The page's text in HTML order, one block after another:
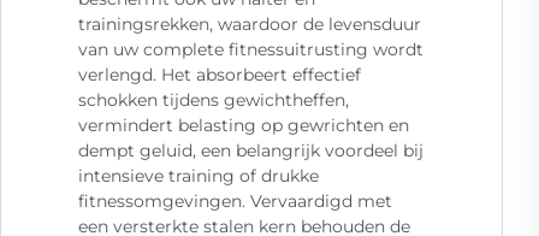
trainingsrekken, waardoor de levensduur
van uw complete fitnessuitrusting wordt
verlengd. Het absorbeert effectief
schokken tijdens gewichtheffen,
vermindert belasting op gewrichten en
dempt geluid, een belangrijk voordeel bij
intensieve training of drukke
fitnessomgevingen. Vervaardigd met
een versterkte stalen kern behouden de